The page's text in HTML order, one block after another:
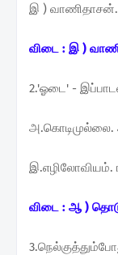
இ ) வாணிதாசன்.
விடை : இ )
2.'ஓடை' -
இ.எழிலோவியம்.
விடை : ஆ )